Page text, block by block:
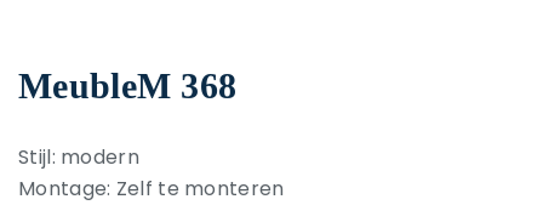
MeubleM 368
Stijl: modern
Montage: Zelf te monteren